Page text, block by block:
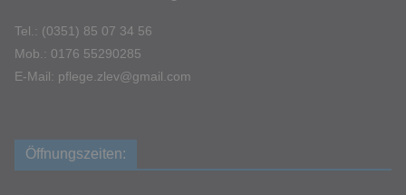
Tel.: (0351) 85 07 34 56
Mob.: 0176 55290285
E-Mail: pflege.zlev@gmail.com
Öffnungszeiten: